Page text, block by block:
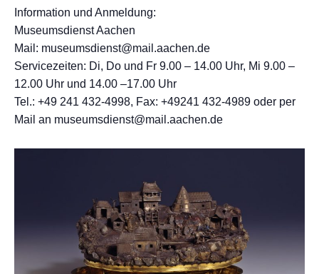
Information und Anmeldung:
Museumsdienst Aachen
Mail: museumsdienst@mail.aachen.de
Servicezeiten: Di, Do und Fr 9.00 – 14.00 Uhr, Mi 9.00 –
12.00 Uhr und 14.00 –17.00 Uhr
Tel.: +49 241 432-4998, Fax: +49241 432-4989 oder per
Mail an museumsdienst@mail.aachen.de